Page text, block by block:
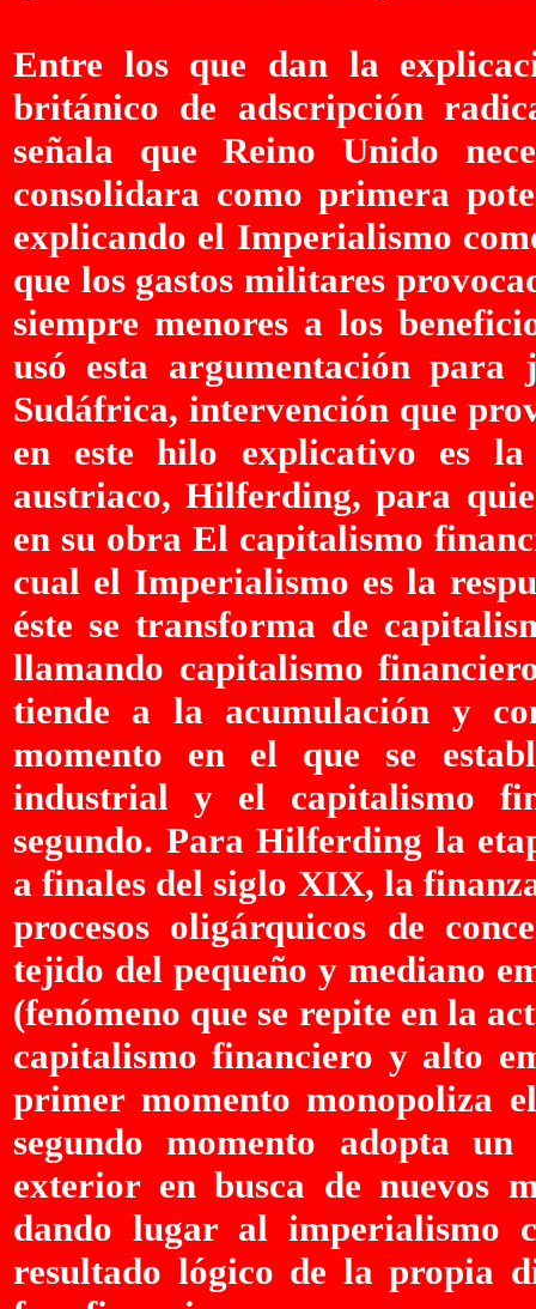
Entre los que dan la
británico de adscripción
señala que Reino Unido
consolidara como primera
explicando el Imperialismo
que los gastos militares
siempre menores a los
usó esta argumentación
Sudáfrica, intervención que
en este hilo explicativo es
austriaco, Hilferding, para
en su obra El capitalismo
cual el Imperialismo es la
éste se transforma de
llamando capitalismo
tiende a la acumulación y
momento en el que se
industrial y el capitalismo
segundo. Para Hilferding la
a finales del siglo XIX, la
procesos oligárquicos de
tejido del pequeño y mediano
(fenómeno que se repite en la
capitalismo financiero y alto
primer momento monopoliza
segundo momento adopta
exterior en busca de nuevos
dando lugar al imperialismo
resultado lógico de la propia